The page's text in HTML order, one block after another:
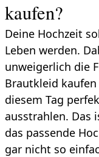
kaufen?
Deine Hochzeit
Leben werden.
unweigerlich die
Brautkleid
diesem Tag
ausstrahlen. Das
das passende
gar nicht so